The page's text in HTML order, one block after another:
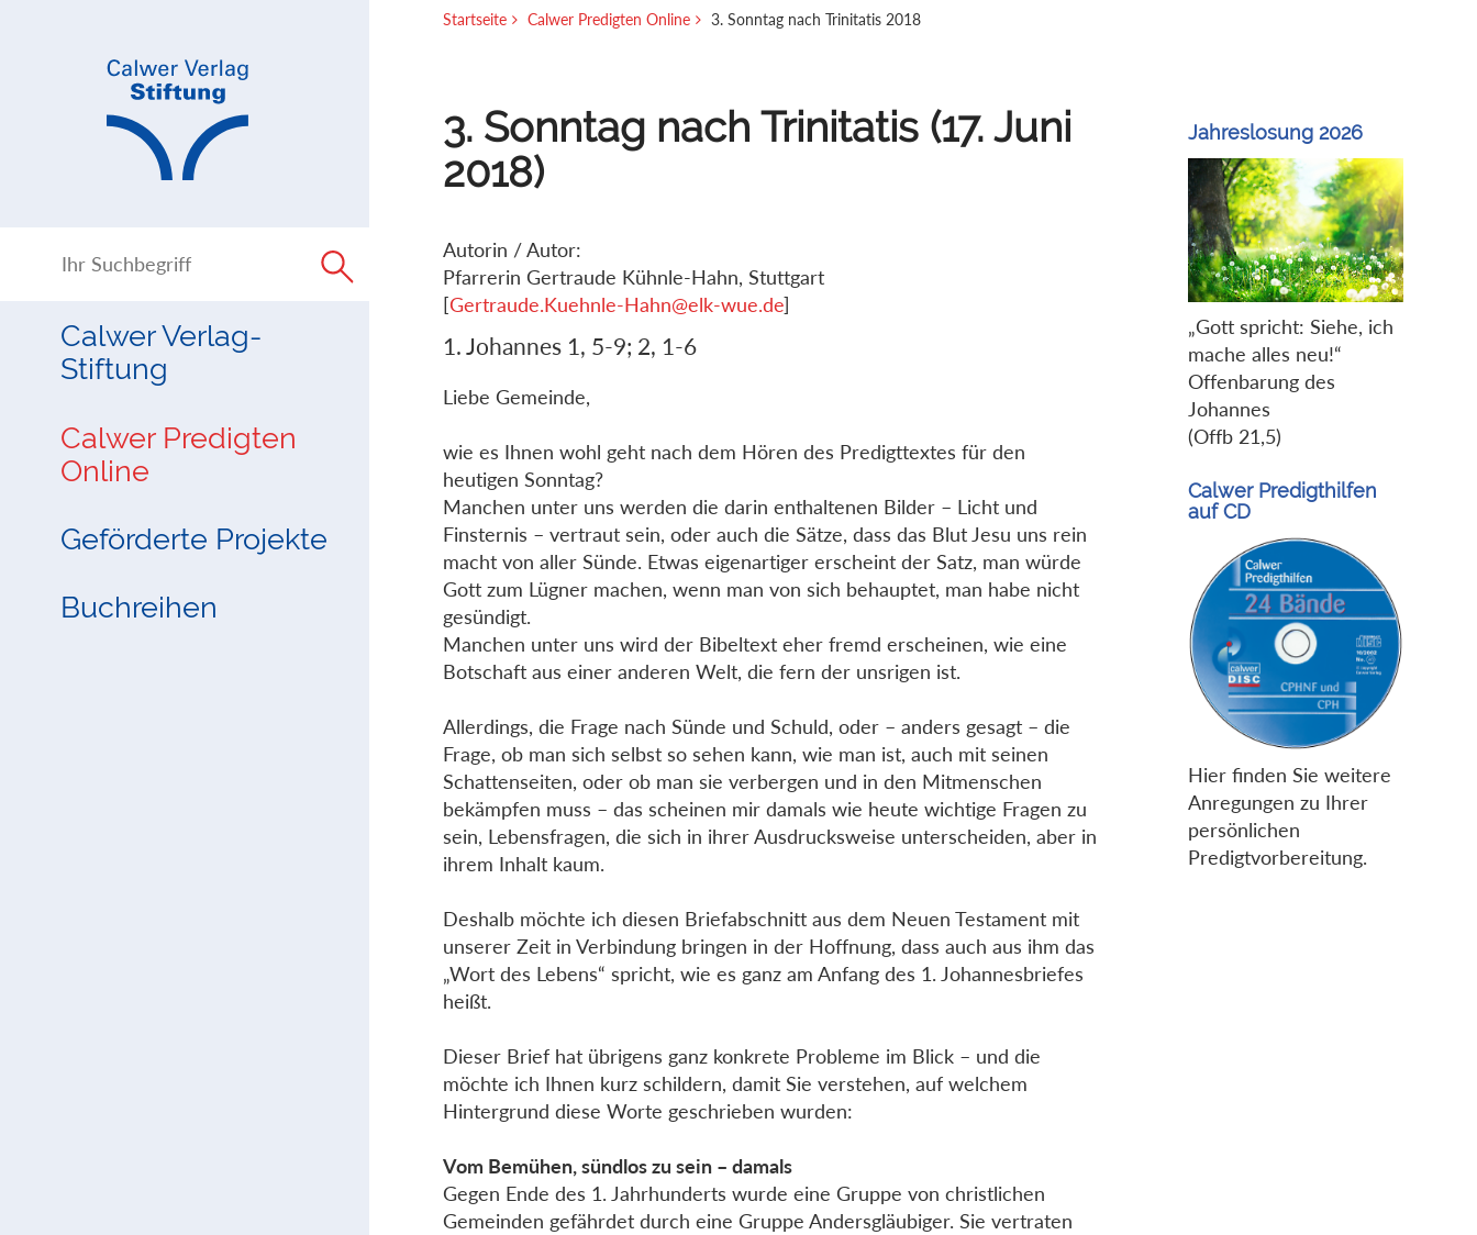
Calwer Verlag-
Stiftung
Calwer Predigten
Online
Geförderte Projekte
Buchreihen
Startseite Calwer Predigten Online 3. Sonntag nach Trinitatis 2018
3. Sonntag nach Trinitatis (17. Juni
2018)
Autorin / Autor:
Pfarrerin Gertraude Kühnle-Hahn, Stuttgart
[Gertraude.Kuehnle-Hahn@elk-wue.de]
1. Johannes 1, 5-9; 2, 1-6
Liebe Gemeinde,
wie es Ihnen wohl geht nach dem Hören des Predigttextes für den
heutigen Sonntag?
Manchen unter uns werden die darin enthaltenen Bilder – Licht und
Finsternis – vertraut sein, oder auch die Sätze, dass das Blut Jesu uns rein
macht von aller Sünde. Etwas eigenartiger erscheint der Satz, man würde
Gott zum Lügner machen, wenn man von sich behauptet, man habe nicht
gesündigt.
Manchen unter uns wird der Bibeltext eher fremd erscheinen, wie eine
Botschaft aus einer anderen Welt, die fern der unsrigen ist.
Allerdings, die Frage nach Sünde und Schuld, oder – anders gesagt – die
Frage, ob man sich selbst so sehen kann, wie man ist, auch mit seinen
Schattenseiten, oder ob man sie verbergen und in den Mitmenschen
bekämpfen muss – das scheinen mir damals wie heute wichtige Fragen zu
sein, Lebensfragen, die sich in ihrer Ausdrucksweise unterscheiden, aber in
ihrem Inhalt kaum.
Deshalb möchte ich diesen Briefabschnitt aus dem Neuen Testament mit
unserer Zeit in Verbindung bringen in der Hoffnung, dass auch aus ihm das
„Wort des Lebens“ spricht, wie es ganz am Anfang des 1. Johannesbriefes
heißt.
Dieser Brief hat übrigens ganz konkrete Probleme im Blick – und die
möchte ich Ihnen kurz schildern, damit Sie verstehen, auf welchem
Hintergrund diese Worte geschrieben wurden:
Vom Bemühen, sündlos zu sein – damals
Gegen Ende des 1. Jahrhunderts wurde eine Gruppe von christlichen
Gemeinden gefährdet durch eine Gruppe Andersgläubiger. Sie vertraten
Jahreslosung 2026
„Gott spricht: Siehe, ich
mache alles neu!“
Offenbarung des
Johannes
(Offb 21,5)
Calwer Predigthilfen
auf CD
Hier finden Sie weitere
Anregungen zu Ihrer
persönlichen
Predigtvorbereitung.